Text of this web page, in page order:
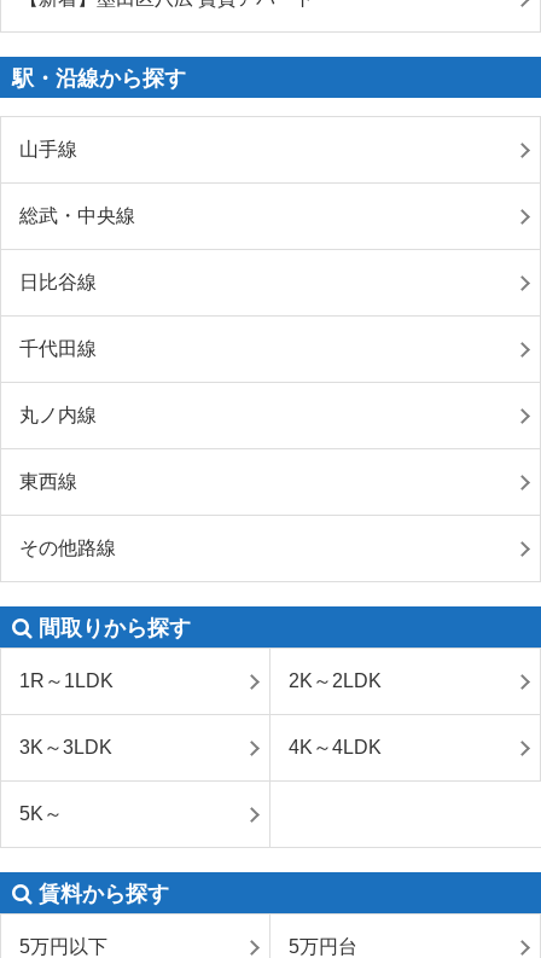
駅・沿線から探す
山手線
総武・中央線
日比谷線
千代田線
丸ノ内線
東西線
その他路線
間取りから探す
1R～1LDK 2K～2LDK
3K～3LDK 4K～4LDK
5K～
賃料から探す
5万円以下 5万円台